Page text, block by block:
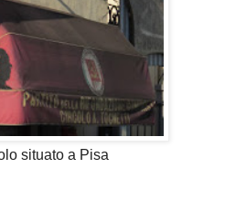
situato a Pisa